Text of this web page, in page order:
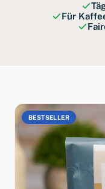
Für
BESTSELLER